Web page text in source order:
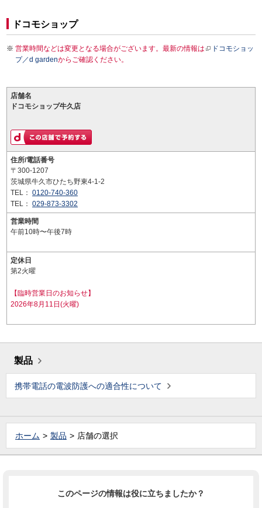
ドコモショップ
営業時間などは変更となる場合がございます。最新の情報は
ドコモショッ
プ／d gardenからご確認ください。
店舗名
ドコモショップ牛久店
住所/電話番号
〒300-1207
茨城県牛久市ひたち野東4-1-2
TEL： 0120-740-360
TEL： 029-873-3302
営業時間
午前10時〜午後7時
定休日
第2火曜
【臨時営業日のお知らせ】
2026年8月11日(火曜)
製品
携帯電話の電波防護への適合性について
ホーム 製品 店舗の選択
このページの情報は役に立ちましたか？